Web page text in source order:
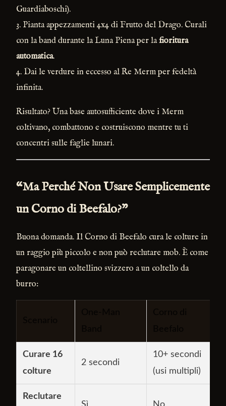
Guardiaboschi).
3. Pianta appezzamenti 4x4 di Frutto del Drago. Curali
con la band durante la Luna Piena per lafioritura
automatica.
4. Dai le verdure in eccesso al Re Merm per fedeltà
infinita.
Risultato? Una base autosufficiente dove i Merm
coltivano, combattono e costruiscono mentre tu ti
concentri sulle faglie lunari.
“Ma Perché Non Usare Semplicemente
un Corno di Beefalo?”
Buona domanda. Il Corno di Beefalo cura le colture in
un raggio più piccolo e non può reclutare mob. È come
paragonare un coltellino svizzero a un coltello da
burro:
Curare 16
colture
2 secondi
10+ secondi
(usi multipli)
Reclutare